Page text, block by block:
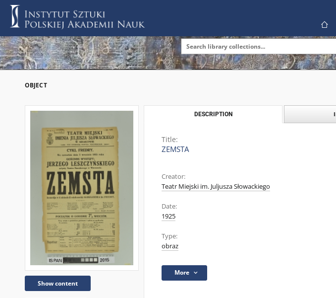
OBJECT
Show content
DESCRIPTION
Title:
ZEMSTA
Creator:
Teatr Miejski im. Juljusza Słowackiego
Date:
1925
Type:
obraz
More